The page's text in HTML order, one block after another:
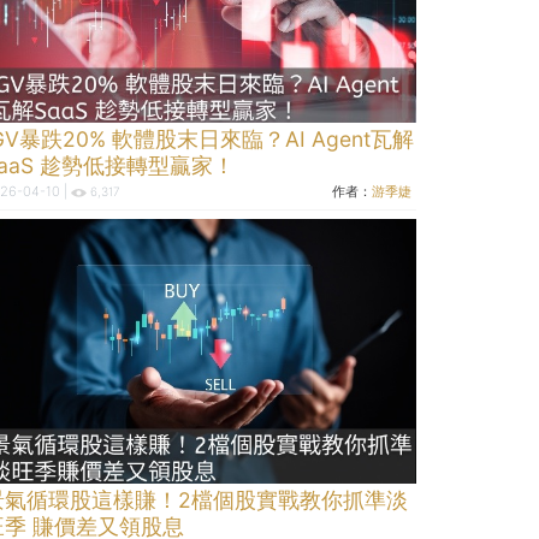
暴跌20% 軟體股末日來臨？AI Agent瓦解
趁勢低接轉型贏家！
04-10 | 6,317 作者：游季婕
氣循環股這樣賺！2檔個股實戰教你抓準淡
季 賺價差又領股息